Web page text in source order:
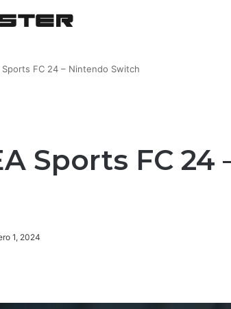
Sports FC 24 – Nintendo Switch
Sports FC 24
1, 2024